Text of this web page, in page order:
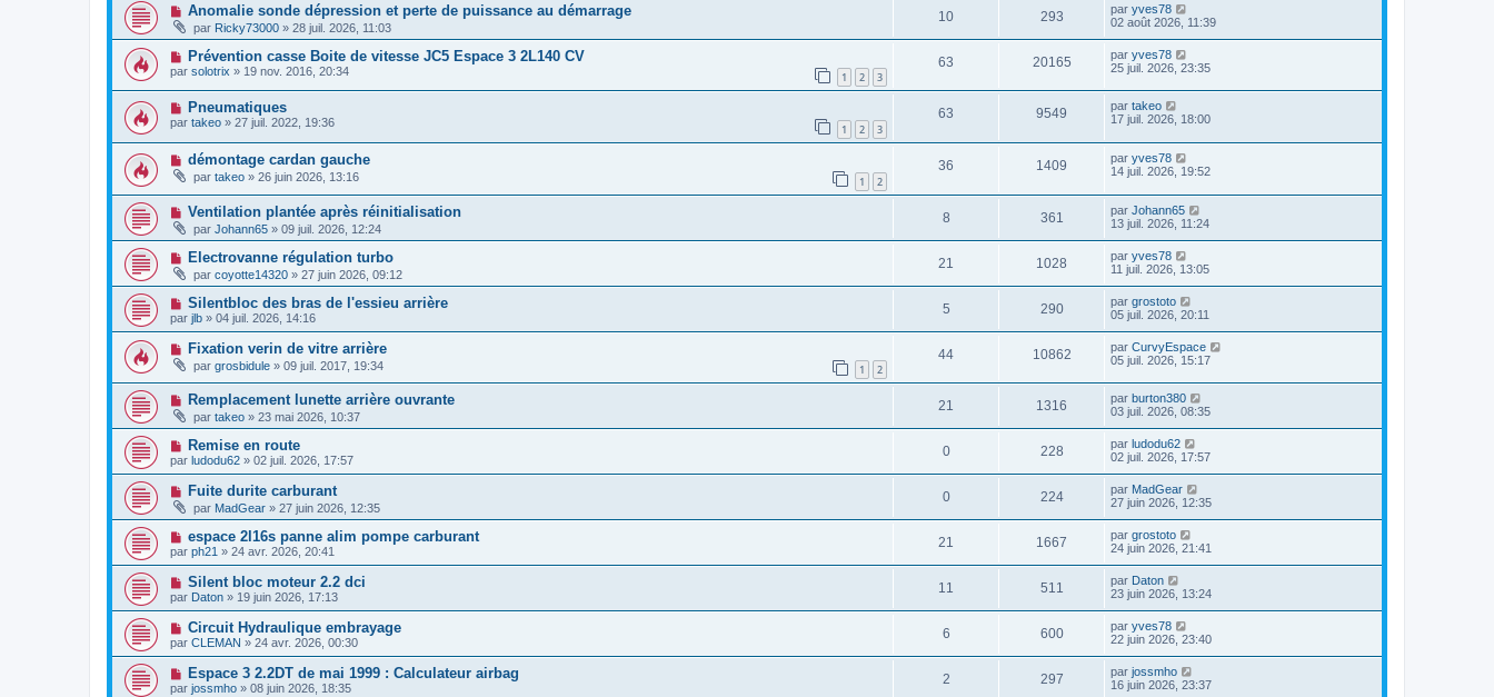
Anomalie sonde dépression et perte de puissance au démarrage
par Ricky73000 » 28 juil. 2026, 11:03
10 293 par yves78
02 août 2026, 11:39
Prévention casse Boite de vitesse JC5 Espace 3 2L140 CV
par solotrix » 19 nov. 2016, 20:34 1 2 3
63 20165 par yves78
25 juil. 2026, 23:35
Pneumatiques
par takeo » 27 juil. 2022, 19:36 1 2 3
63 9549 par takeo
17 juil. 2026, 18:00
démontage cardan gauche
par takeo » 26 juin 2026, 13:16 1 2
36 1409 par yves78
14 juil. 2026, 19:52
Ventilation plantée après réinitialisation
par Johann65 » 09 juil. 2026, 12:24
8 361 par Johann65
13 juil. 2026, 11:24
Electrovanne régulation turbo
par coyotte14320 » 27 juin 2026, 09:12
21 1028 par yves78
11 juil. 2026, 13:05
Silentbloc des bras de l'essieu arrière
par jlb » 04 juil. 2026, 14:16
5 290 par grostoto
05 juil. 2026, 20:11
Fixation verin de vitre arrière
par grosbidule » 09 juil. 2017, 19:34 1 2
44 10862 par CurvyEspace
05 juil. 2026, 15:17
Remplacement lunette arrière ouvrante
par takeo » 23 mai 2026, 10:37
21 1316 par burton380
03 juil. 2026, 08:35
Remise en route
par ludodu62 » 02 juil. 2026, 17:57
0 228 par ludodu62
02 juil. 2026, 17:57
Fuite durite carburant
par MadGear » 27 juin 2026, 12:35
0 224 par MadGear
27 juin 2026, 12:35
espace 2l16s panne alim pompe carburant
par ph21 » 24 avr. 2026, 20:41
21 1667 par grostoto
24 juin 2026, 21:41
Silent bloc moteur 2.2 dci
par Daton » 19 juin 2026, 17:13
11 511 par Daton
23 juin 2026, 13:24
Circuit Hydraulique embrayage
par CLEMAN » 24 avr. 2026, 00:30
6 600 par yves78
22 juin 2026, 23:40
Espace 3 2.2DT de mai 1999 : Calculateur airbag
par jossmho » 08 juin 2026, 18:35
2 297 par jossmho
16 juin 2026, 23:37